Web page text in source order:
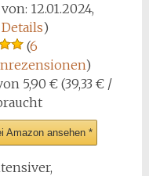
12.01.2024,
Details)
(6
)
5,90 € (39,33 € /
Amazon ansehen *